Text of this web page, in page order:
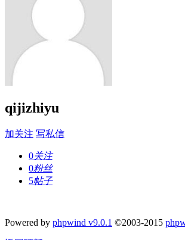
qijizhiyu
加关注 写私信
0关注
0粉丝
5帖子
Powered by phpwind v9.0.1 ©2003-2015